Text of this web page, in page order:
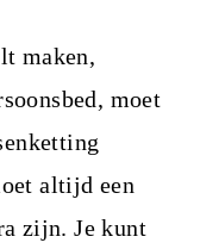
maken,
moet
altijd een
zijn. Je kunt